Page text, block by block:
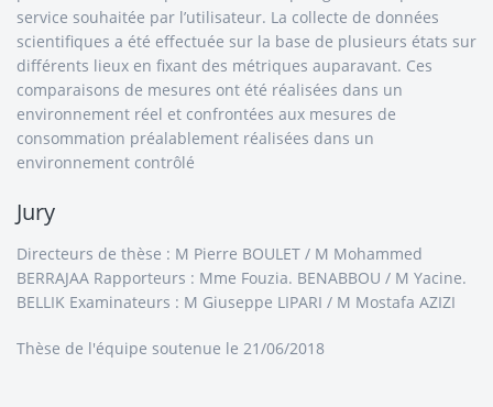
service souhaitée par l’utilisateur. La collecte de données
scientifiques a été effectuée sur la base de plusieurs états sur
différents lieux en fixant des métriques auparavant. Ces
comparaisons de mesures ont été réalisées dans un
environnement réel et confrontées aux mesures de
consommation préalablement réalisées dans un
environnement contrôlé
Jury
Directeurs de thèse : M Pierre BOULET / M Mohammed
BERRAJAA Rapporteurs : Mme Fouzia. BENABBOU / M Yacine.
BELLIK Examinateurs : M Giuseppe LIPARI / M Mostafa AZIZI
Thèse de l'équipe soutenue le 21/06/2018